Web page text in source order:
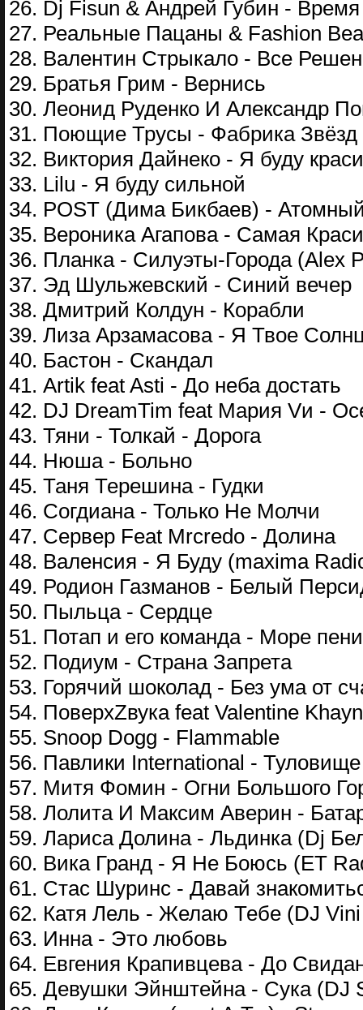
26. Dj Fisun & Андрей Губин -
27. Реальные Пацаны & Fashion
28. Валентин Стрыкало - Все
29. Братья Грим - Вернись
30. Леонид Руденко И Александр
31. Поющие Трусы - Фабрика Звёзд
32. Виктория Дайнеко - Я буду
33. Lilu - Я буду сильной
34. POST (Дима Бикбаев) -
35. Вероника Агапова - Самая
36. Планка - Силуэты-Города (Alex
37. Эд Шульжевский - Синий вечер
38. Дмитрий Колдун - Корабли
39. Лиза Арзамасова - Я Твое
40. Бастон - Скандал
41. Artik feat Asti - До неба достать
42. DJ DreamTim feat Мария Vи -
43. Тяни - Толкай - Дорога
44. Нюша - Больно
45. Таня Терешина - Гудки
46. Согдиана - Только Не Молчи
47. Сервер Feat Mrcredo - Долина
48. Валенсия - Я Буду (maxima
49. Родион Газманов - Белый
50. Пыльца - Сердце
51. Потап и его команда - Море
52. Подиум - Страна Запрета
53. Горячий шоколад - Без ума от
54. ПоверхZвука feat Valentine
55. Snoop Dogg - Flammable
56. Павлики International -
57. Митя Фомин - Огни Большого
58. Лолита И Максим Аверин -
59. Лариса Долина - Льдинка (Dj
60. Вика Гранд - Я Не Боюсь (ET
61. Стас Шуринс - Давай
62. Катя Лель - Желаю Тебе (DJ
63. Инна - Это любовь
64. Евгения Крапивцева - До
65. Девушки Эйнштейна - Сука (DJ